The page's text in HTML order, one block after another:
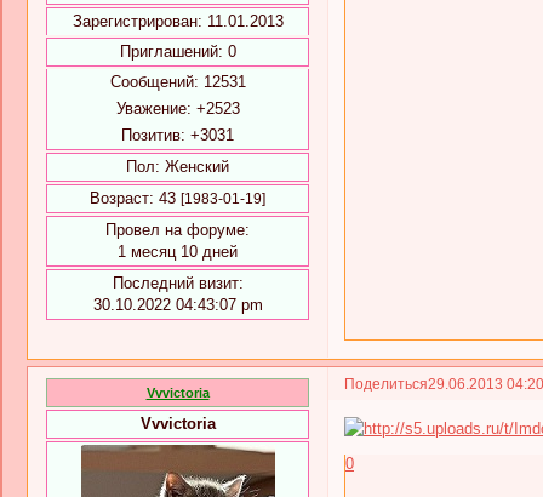
Зарегистрирован: 11.01.2013
Приглашений: 0
Сообщений: 12531
Уважение: +2523
Позитив: +3031
Пол: Женский
Возраст: 43 [1983-01-19]
Провел на форуме:
1 месяц 10 дней
Последний визит:
30.10.2022 04:43:07 pm
Поделиться29.06.2013
Vvvictoria
Vvvictoria
0